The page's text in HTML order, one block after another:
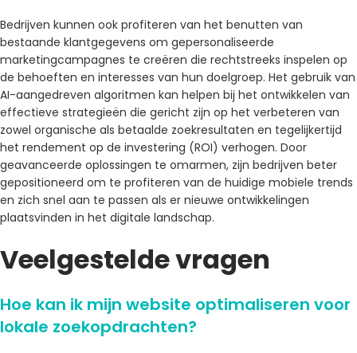
Bedrijven kunnen ook profiteren van het benutten van
bestaande klantgegevens om gepersonaliseerde
marketingcampagnes te creëren die rechtstreeks inspelen op
de behoeften en interesses van hun doelgroep. Het gebruik van
AI-aangedreven algoritmen kan helpen bij het ontwikkelen van
effectieve strategieën die gericht zijn op het verbeteren van
zowel organische als betaalde zoekresultaten en tegelijkertijd
het rendement op de investering (ROI) verhogen. Door
geavanceerde oplossingen te omarmen, zijn bedrijven beter
gepositioneerd om te profiteren van de huidige mobiele trends
en zich snel aan te passen als er nieuwe ontwikkelingen
plaatsvinden in het digitale landschap.
Veelgestelde vragen
Hoe kan ik mijn website optimaliseren voor
lokale zoekopdrachten?